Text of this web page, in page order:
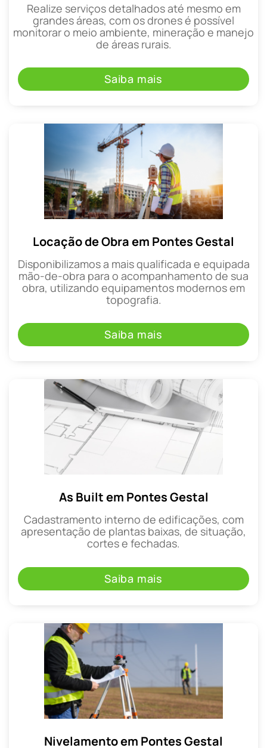
Realize serviços detalhados até mesmo em
grandes áreas, com os drones é possível
monitorar o meio ambiente, mineração e manejo
de áreas rurais.
Saiba mais
Locação de Obra em Pontes Gestal
Disponibilizamos a mais qualificada e equipada
mão-de-obra para o acompanhamento de sua
obra, utilizando equipamentos modernos em
topografia.
Saiba mais
As Built em Pontes Gestal
Cadastramento interno de edificações, com
apresentação de plantas baixas, de situação,
cortes e fechadas.
Saiba mais
Nivelamento em Pontes Gestal